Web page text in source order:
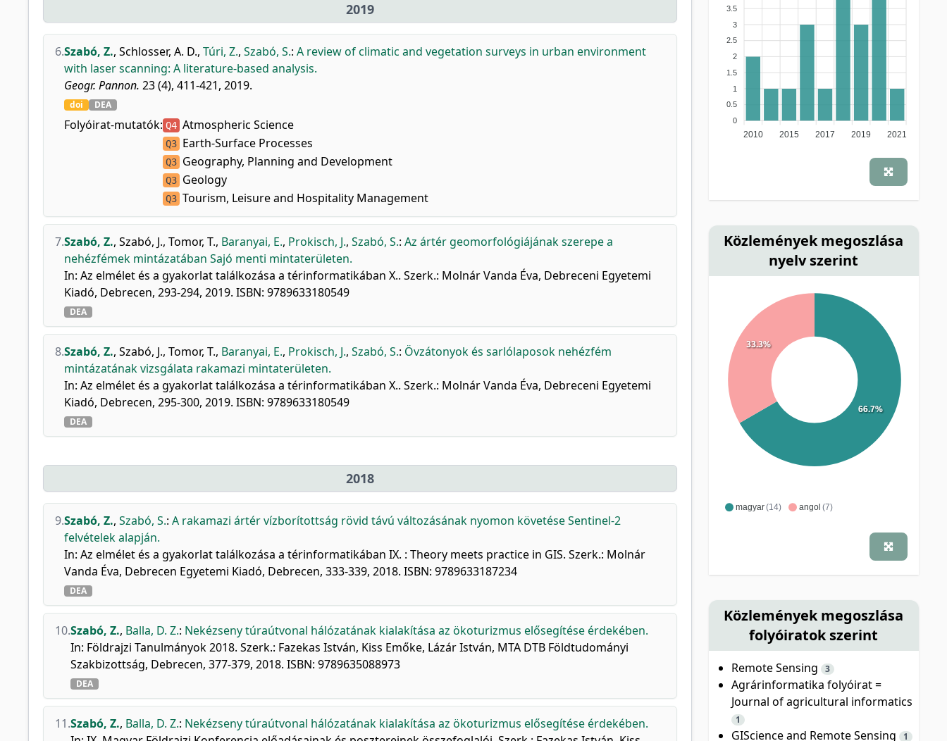
2019
6.Szabó, Z., Schlosser, A. D., Túri, Z., Szabó, S.: A review of climatic and vegetation surveys in urban environment
with laser scanning: A literature-based analysis.
Geogr. Pannon. 23 (4), 411-421, 2019.
doi DEA
Folyóirat-mutatók: Q4 Atmospheric Science
Q3 Earth-Surface Processes
Q3 Geography, Planning and Development
Q3 Geology
Q3 Tourism, Leisure and Hospitality Management
7.Szabó, Z., Szabó, J., Tomor, T., Baranyai, E., Prokisch, J., Szabó, S.: Az ártér geomorfológiájának szerepe a
nehézfémek mintázatában Sajó menti mintaterületen.
In: Az elmélet és a gyakorlat találkozása a térinformatikában X.. Szerk.: Molnár Vanda Éva, Debreceni Egyetemi
Kiadó, Debrecen, 293-294, 2019. ISBN: 9789633180549
DEA
8.Szabó, Z., Szabó, J., Tomor, T., Baranyai, E., Prokisch, J., Szabó, S.: Övzátonyok és sarlólaposok nehézfém
mintázatának vizsgálata rakamazi mintaterületen.
In: Az elmélet és a gyakorlat találkozása a térinformatikában X.. Szerk.: Molnár Vanda Éva, Debreceni Egyetemi
Kiadó, Debrecen, 295-300, 2019. ISBN: 9789633180549
DEA
2018
9.Szabó, Z., Szabó, S.: A rakamazi ártér vízborítottság rövid távú változásának nyomon követése Sentinel-2
felvételek alapján.
In: Az elmélet és a gyakorlat találkozása a térinformatikában IX. : Theory meets practice in GIS. Szerk.: Molnár
Vanda Éva, Debrecen Egyetemi Kiadó, Debrecen, 333-339, 2018. ISBN: 9789633187234
DEA
10.Szabó, Z., Balla, D. Z.: Nekézseny túraútvonal hálózatának kialakítása az ökoturizmus elősegítése érdekében.
In: Földrajzi Tanulmányok 2018. Szerk.: Fazekas István, Kiss Emőke, Lázár István, MTA DTB Földtudományi
Szakbizottság, Debrecen, 377-379, 2018. ISBN: 9789635088973
DEA
11.Szabó, Z., Balla, D. Z.: Nekézseny túraútvonal hálózatának kialakítása az ökoturizmus elősegítése érdekében.
3.5
3
2.5
2
1.5
1
0.5
0
2010 2015 2017 2019 2021
Közlemények megoszlása
nyelv szerint
magyar(14) angol (7)
66.7%
33.3%
Közlemények megoszlása
folyóiratok szerint
Remote Sensing 3
Agrárinformatika folyóirat =
Journal of agricultural informatics
1
GIScience and Remote Sensing 1